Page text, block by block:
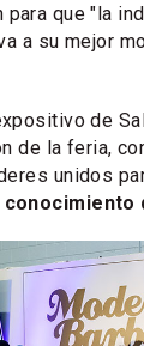
para que "la
a su mejor
de
de la feria,
unidos